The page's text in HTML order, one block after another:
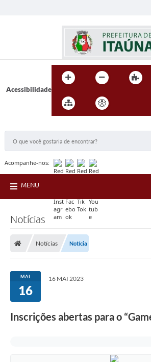
Acessibilidade
Acompanhe-nos:
MENU
Notícias
Notícias Notícia
MAI
16
16 MAI 2023
Inscrições abertas para o